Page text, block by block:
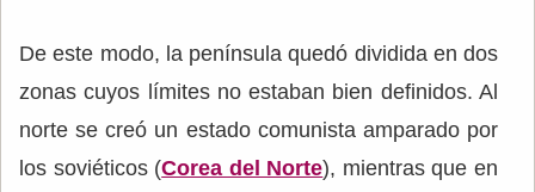
De este modo, la península quedó dividida en dos
zonas cuyos límites no estaban bien definidos. Al
norte se creó un estado comunista amparado por
los soviéticos (Corea del Norte), mientras que en